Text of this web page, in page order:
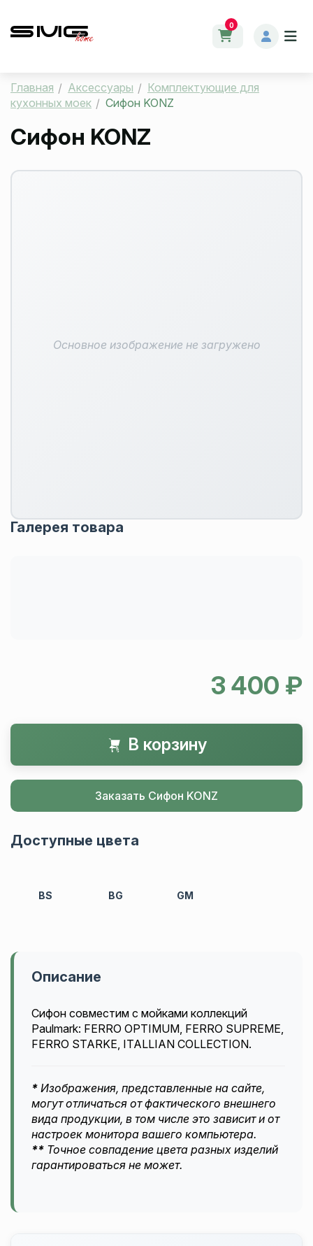
0
Главная Аксессуары
Комплектующие для
кухонных моек
Сифон KONZ
Сифон KONZ
Основное изображение не загружено
Галерея товара
3 400 ₽
В корзину
Заказать Сифон KONZ
Доступные цвета
BS BG GM
Описание
Сифон совместим с мойками коллекций
Paulmark: FERRO OPTIMUM, FERRO SUPREME,
FERRO STARKE, ITALLIAN COLLECTION.
* Изображения, представленные на сайте,
могут отличаться от фактического внешнего
вида продукции, в том числе это зависит и от
настроек монитора вашего компьютера.
** Точное совпадение цвета разных изделий
гарантироваться не может.